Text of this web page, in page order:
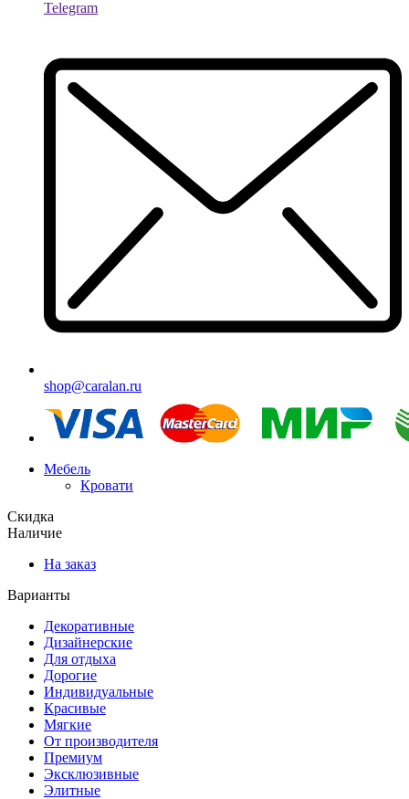
Telegram
shop@caralan.ru
Мебель
Кровати
Скидка
Наличие
На заказ
Варианты
Декоративные
Дизайнерские
Для отдыха
Дорогие
Индивидуальные
Красивые
Мягкие
От производителя
Премиум
Эксклюзивные
Элитные